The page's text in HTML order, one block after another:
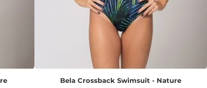
Bela Crossback Swimsuit - Nature